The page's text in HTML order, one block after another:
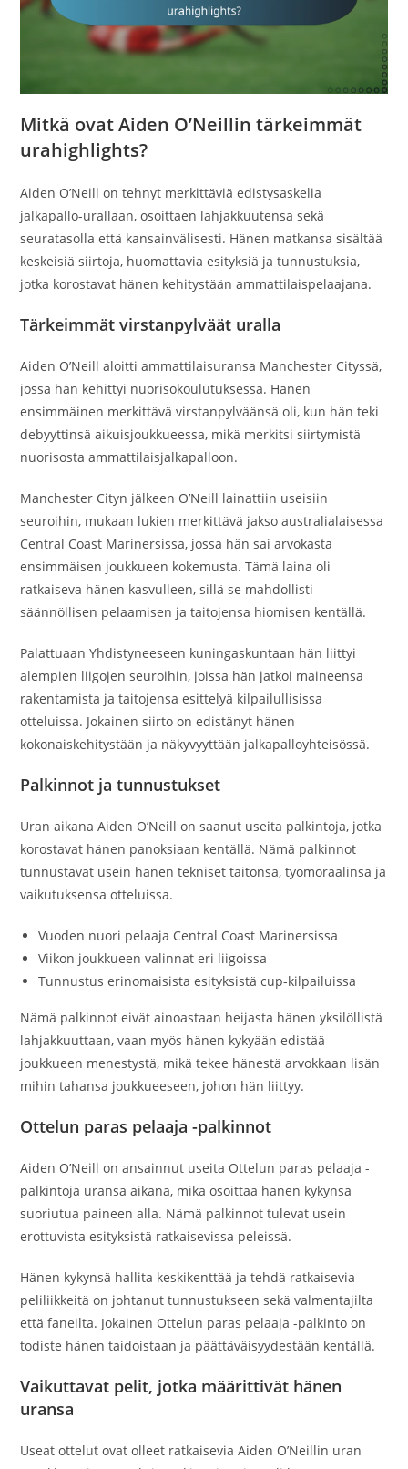
Mitkä ovat Aiden O’Neillin tärkeimmät
urahighlights?
Aiden O’Neill on tehnyt merkittäviä edistysaskelia
jalkapallo-urallaan, osoittaen lahjakkuutensa sekä
seuratasolla että kansainvälisesti. Hänen matkansa sisältää
keskeisiä siirtoja, huomattavia esityksiä ja tunnustuksia,
jotka korostavat hänen kehitystään ammattilaispelaajana.
Tärkeimmät virstanpylväät uralla
Aiden O’Neill aloitti ammattilaisuransa Manchester Cityssä,
jossa hän kehittyi nuorisokoulutuksessa. Hänen
ensimmäinen merkittävä virstanpylväänsä oli, kun hän teki
debyyttinsä aikuisjoukkueessa, mikä merkitsi siirtymistä
nuorisosta ammattilaisjalkapalloon.
Manchester Cityn jälkeen O’Neill lainattiin useisiin
seuroihin, mukaan lukien merkittävä jakso australialaisessa
Central Coast Marinersissa, jossa hän sai arvokasta
ensimmäisen joukkueen kokemusta. Tämä laina oli
ratkaiseva hänen kasvulleen, sillä se mahdollisti
säännöllisen pelaamisen ja taitojensa hiomisen kentällä.
Palattuaan Yhdistyneeseen kuningaskuntaan hän liittyi
alempien liigojen seuroihin, joissa hän jatkoi maineensa
rakentamista ja taitojensa esittelyä kilpailullisissa
otteluissa. Jokainen siirto on edistänyt hänen
kokonaiskehitystään ja näkyvyyttään jalkapalloyhteisössä.
Palkinnot ja tunnustukset
Uran aikana Aiden O’Neill on saanut useita palkintoja, jotka
korostavat hänen panoksiaan kentällä. Nämä palkinnot
tunnustavat usein hänen tekniset taitonsa, työmoraalinsa ja
vaikutuksensa otteluissa.
Vuoden nuori pelaaja Central Coast Marinersissa
Viikon joukkueen valinnat eri liigoissa
Tunnustus erinomaisista esityksistä cup-kilpailuissa
Nämä palkinnot eivät ainoastaan heijasta hänen yksilöllistä
lahjakkuuttaan, vaan myös hänen kykyään edistää
joukkueen menestystä, mikä tekee hänestä arvokkaan lisän
mihin tahansa joukkueeseen, johon hän liittyy.
Ottelun paras pelaaja -palkinnot
Aiden O’Neill on ansainnut useita Ottelun paras pelaaja -
palkintoja uransa aikana, mikä osoittaa hänen kykynsä
suoriutua paineen alla. Nämä palkinnot tulevat usein
erottuvista esityksistä ratkaisevissa peleissä.
Hänen kykynsä hallita keskikenttää ja tehdä ratkaisevia
peliliikkeitä on johtanut tunnustukseen sekä valmentajilta
että faneilta. Jokainen Ottelun paras pelaaja -palkinto on
todiste hänen taidoistaan ja päättäväisyydestään kentällä.
Vaikuttavat pelit, jotka määrittivät hänen
uransa
Useat ottelut ovat olleet ratkaisevia Aiden O’Neillin uran